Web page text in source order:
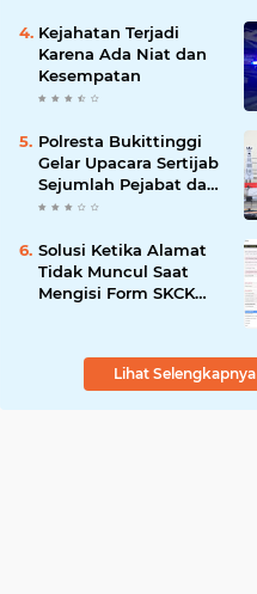
Kejahatan Terjadi
Karena Ada Niat dan
Kesempatan
Polresta Bukittinggi
Gelar Upacara Sertijab
Sejumlah Pejabat dan
laporan Kenaikan
Solusi Ketika Alamat
Tidak Muncul Saat
Mengisi Form SKCK
Lihat Selengkapnya